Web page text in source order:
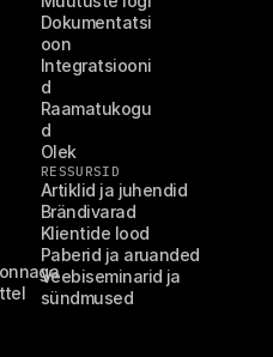
Dokumentatsi
oon
Integratsiooni
d
Raamatukogu
d
Olek
RESSURSID
Artiklid ja juhendid
Brändivarad
Klientide lood
Paberid ja aruanded
Veebiseminarid ja
sündmused